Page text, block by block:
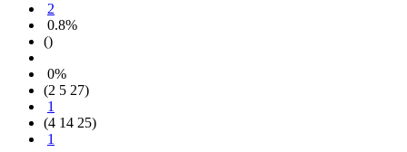
2
0.8%
()
0%
(2 5 27)
1
(4 14 25)
1